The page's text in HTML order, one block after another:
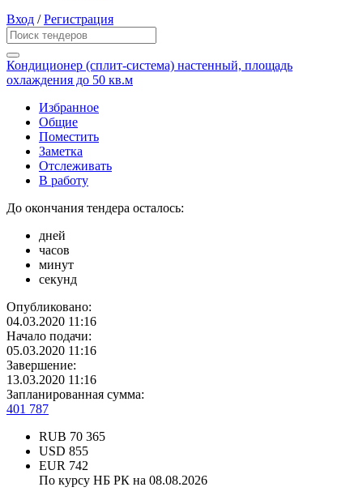
Вход /Регистрация
Кондиционер (сплит-система) настенный, площадь
охлаждения до 50 кв.м
Избранное
Общие
Поместить
Заметка
Отслеживать
В работу
До окончания тендера осталось:
дней
часов
минут
секунд
Опубликовано:
04.03.2020 11:16
Начало подачи:
05.03.2020 11:16
Завершение:
13.03.2020 11:16
Запланированная сумма:
401 787
RUB 70 365
USD 855
EUR 742
По курсу НБ РК на 08.08.2026